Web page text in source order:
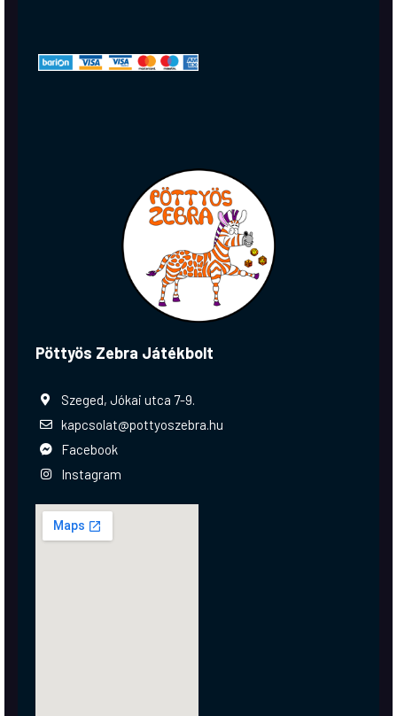
Pöttyös Zebra Játékbolt
Szeged, Jókai utca 7-9.
kapcsolat@pottyoszebra.hu
Facebook
Instagram